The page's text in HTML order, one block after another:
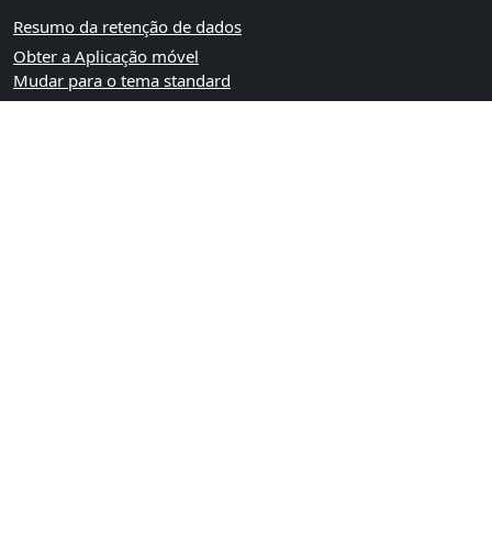
Resumo da retenção de dados
Obter a Aplicação móvel
Mudar para o tema standard